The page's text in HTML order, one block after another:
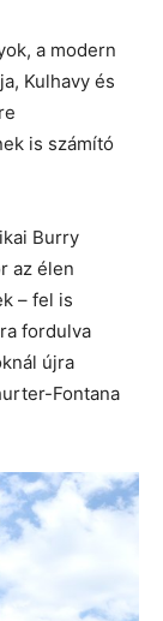
a modern
Kulhavy és
is számító
Burry
az élen
– fel is
fordulva
újra
Fontana